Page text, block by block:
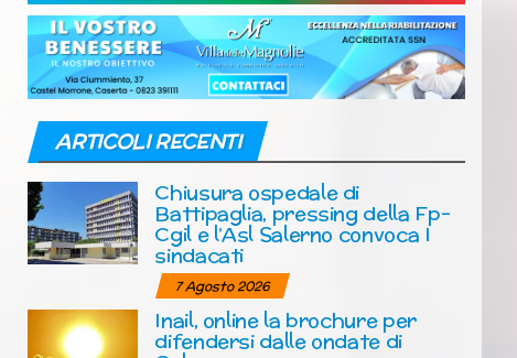
ARTICOLI RECENTI
Chiusura ospedale di
Battipaglia, pressing della Fp-
Cgil e l’Asl Salerno convoca I
sindacati
7 Agosto 2026
Inail, online la brochure per
difendersi dalle ondate di